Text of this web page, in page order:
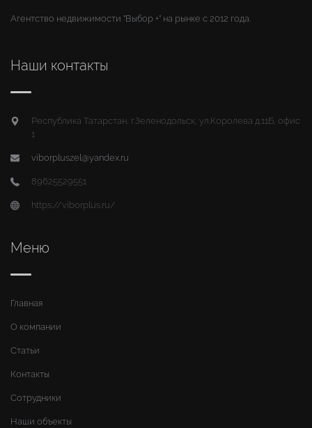
Агентство недвижимости "Выбор +" на рынке с 2012 года.
Наши контакты
Республика Татарстан, г.Зеленодольск, ул.Королева д.11Б, офис
1
viborpluszel@yandex.ru
89625529551
https://viborplus.ru/
Меню
Главная
О компании
Статьи
Контакты
Сотрудники
Наши объекты